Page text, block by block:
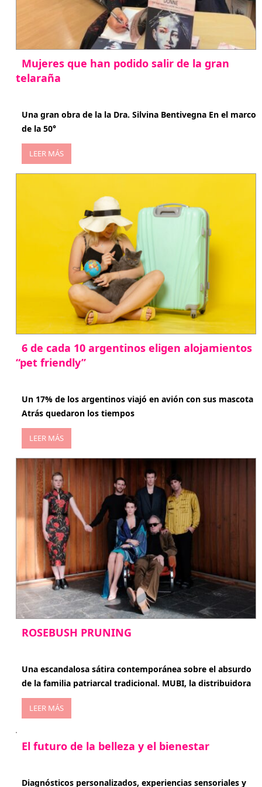
Mujeres que han podido salir de la gran
telaraña
Una gran obra de la la Dra. Silvina Bentivegna En el marco
de la 50°
LEER MÁS
6 de cada 10 argentinos eligen alojamientos
“pet friendly”
Un 17% de los argentinos viajó en avión con sus mascota
Atrás quedaron los tiempos
LEER MÁS
ROSEBUSH PRUNING
Una escandalosa sátira contemporánea sobre el absurdo
de la familia patriarcal tradicional. MUBI, la distribuidora
LEER MÁS
El futuro de la belleza y el bienestar
Diagnósticos personalizados, experiencias sensoriales y